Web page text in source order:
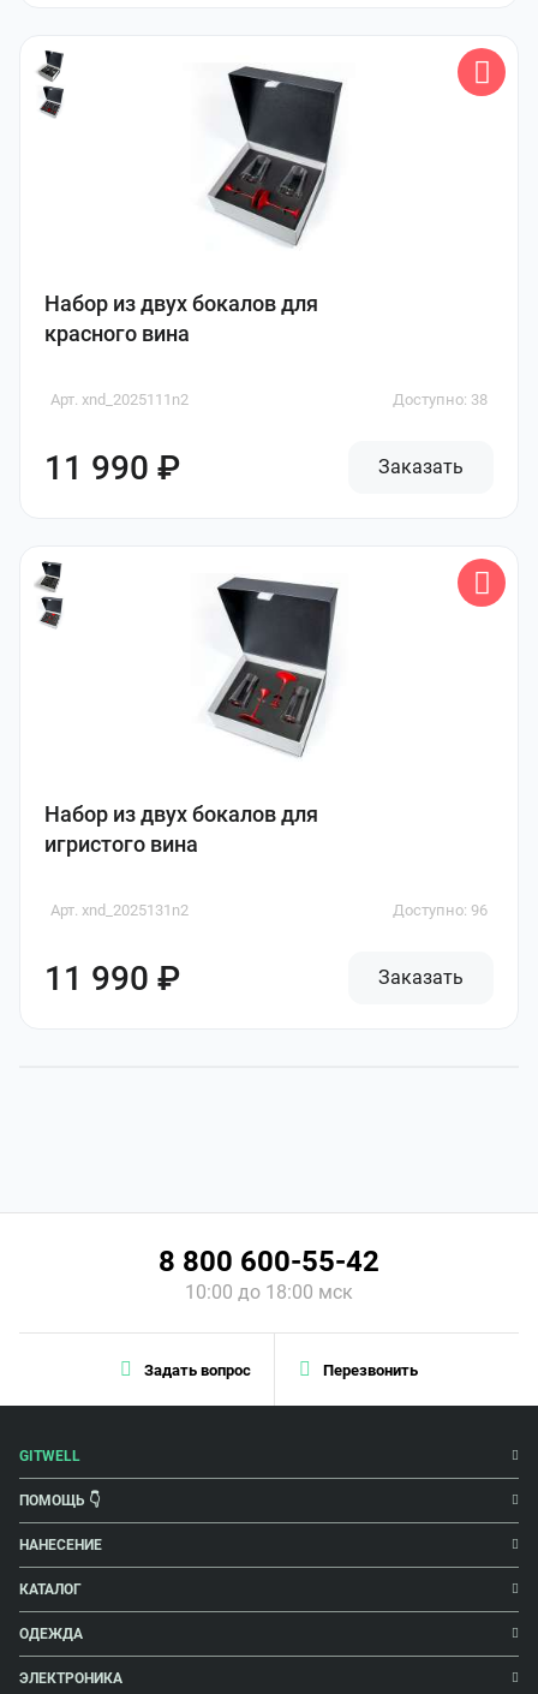
Набор из двух бокалов для
красного вина
Арт. xnd_2025111n2 Доступно: 38
11 990 ₽ Заказать
Набор из двух бокалов для
игристого вина
Арт. xnd_2025131n2 Доступно: 96
11 990 ₽ Заказать
Задать вопрос Перезвонить
8 800 600-55-42
10:00 до 18:00 мск
GITWELL
ПОМОЩЬ 👇
НАНЕСЕНИЕ
КАТАЛОГ
ОДЕЖДА
ЭЛЕКТРОНИКА